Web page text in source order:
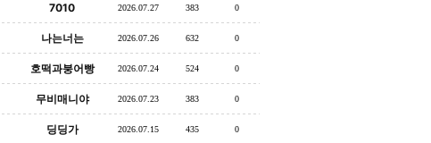
7010 2026.07.27 383 0
나는너는 2026.07.26 632 0
호떡과붕어빵 2026.07.24 524 0
무비매니야 2026.07.23 383 0
딩딩가 2026.07.15 435 0